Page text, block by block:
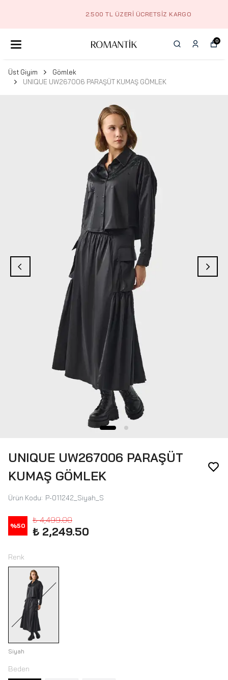
2.500 TL ÜZERI ÜCRETSIZ KARGO
0
Üst Giyim
Gömlek
UNIQUE UW267006 PARAŞÜT KUMAŞ GÖMLEK
UNIQUE UW267006 PARAŞÜT
KUMAŞ GÖMLEK
Ürün Kodu: P-011242_Siyah_S
%50
₺ 4,499.00
₺ 2,249.50
Renk
Siyah
Beden